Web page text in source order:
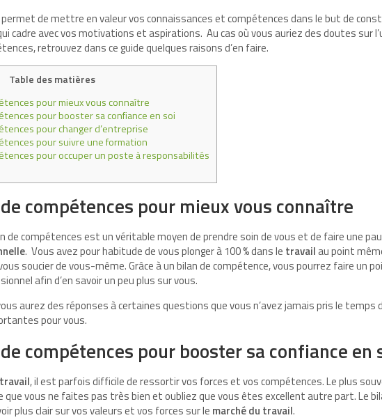
permet de mettre en valeur vos connaissances et compétences dans le but de
cadre avec vos motivations et aspirations. Au cas où vous auriez des doutes sur
retrouvez dans ce guide quelques raisons d’en faire.
Table des matières
pour mieux vous connaître
pour booster sa confiance en soi
pour changer d’entreprise
pour suivre une formation
pour occuper un poste à responsabilités
compétences pour mieux vous connaître
de compétences est un véritable moyen de prendre soin de vous et de faire une
. Vous avez pour habitude de vous plonger à 100 % dans le travail au point
soucier de vous-même. Grâce à un bilan de compétence, vous pourrez faire un
afin d’en savoir un peu plus sur vous.
aurez des réponses à certaines questions que vous n’avez jamais pris le temps
pour vous.
compétences pour booster sa confiance en
, il est parfois difficile de ressortir vos forces et vos compétences. Le plus
vous ne faites pas très bien et oubliez que vous êtes excellent autre part. Le
plus clair sur vos valeurs et vos forces sur le marché du travail.